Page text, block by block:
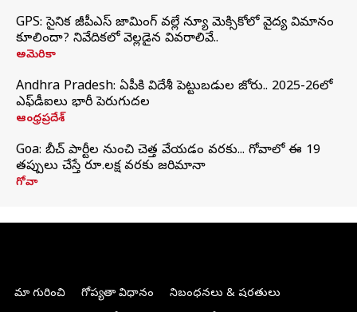
GPS: సైనిక జీపీఎస్ జామింగ్ వల్లే న్యూ మెక్సికోలో వైద్య విమానం
కూలిందా? నివేదికలో వెల్లడైన వివరాలివే..
అమెరికా
Andhra Pradesh: ఏపీకి విదేశీ పెట్టుబడుల జోరు.. 2025-26లో
ఎఫ్‌డీఐలు భారీ పెరుగుదల
ఆంధ్రప్రదేశ్
Goa: బీచ్ పార్టీల నుంచి చెత్త వేయడం వరకు... గోవాలో ఈ 19
తప్పులు చేస్తే రూ.లక్ష వరకు జరిమానా
గోవా
మా గురించి గోప్యతా విధానం
నిబంధనలు & షరతులు